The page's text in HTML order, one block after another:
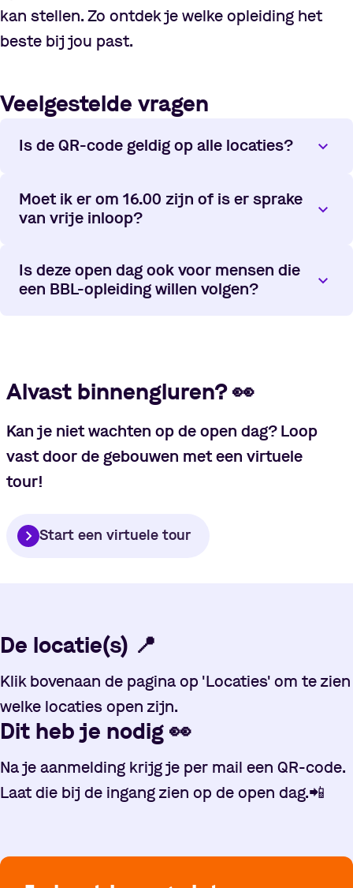
kan stellen. Zo ontdek je welke opleiding het
beste bij jou past.
Veelgestelde vragen
Is de QR-code geldig op alle locaties?
Moet ik er om 16.00 zijn of is er sprake
van vrije inloop?
Is deze open dag ook voor mensen die
een BBL-opleiding willen volgen?
Alvast binnengluren? 👀
Kan je niet wachten op de open dag? Loop
vast door de gebouwen met een virtuele
tour!
Start een virtuele tour
De locatie(s) 📍
Klik bovenaan de pagina op 'Locaties' om te zien
welke locaties open zijn.
Dit heb je nodig 👀
Na je aanmelding krijg je per mail een QR-code.
Laat die bij de ingang zien op de open dag.📲